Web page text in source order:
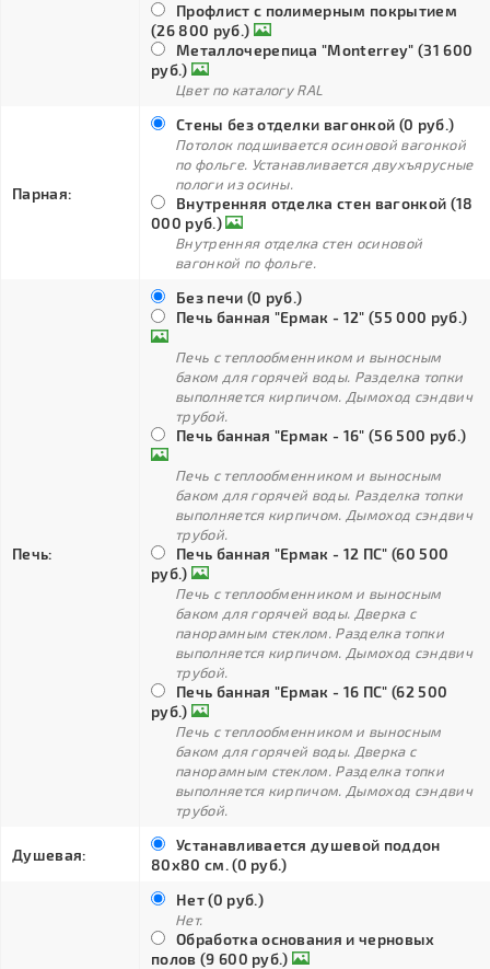
Профлист с полимерным покрытием
(26 800 руб.)
Металлочерепица "Monterrey" (31 600
руб.)
Цвет по каталогу RAL
Парная:
Стены без отделки вагонкой (0 руб.)
Потолок подшивается осиновой вагонкой
по фольге. Устанавливается двухъярусные
пологи из осины.
Внутренняя отделка стен вагонкой (18
000 руб.)
Внутренняя отделка стен осиновой
вагонкой по фольге.
Печь:
Без печи (0 руб.)
Печь банная "Ермак - 12" (55 000 руб.)
Печь с теплообменником и выносным
баком для горячей воды. Разделка топки
выполняется кирпичом. Дымоход сэндвич
трубой.
Печь банная "Ермак - 16" (56 500 руб.)
Печь с теплообменником и выносным
баком для горячей воды. Разделка топки
выполняется кирпичом. Дымоход сэндвич
трубой.
Печь банная "Ермак - 12 ПС" (60 500
руб.)
Печь с теплообменником и выносным
баком для горячей воды. Дверка с
панорамным стеклом. Разделка топки
выполняется кирпичом. Дымоход сэндвич
трубой.
Печь банная "Ермак - 16 ПС" (62 500
руб.)
Печь с теплообменником и выносным
баком для горячей воды. Дверка с
панорамным стеклом. Разделка топки
выполняется кирпичом. Дымоход сэндвич
трубой.
Душевая:
Устанавливается душевой поддон
80х80 см. (0 руб.)
Нет (0 руб.)
Нет.
Обработка основания и черновых
полов (9 600 руб.)